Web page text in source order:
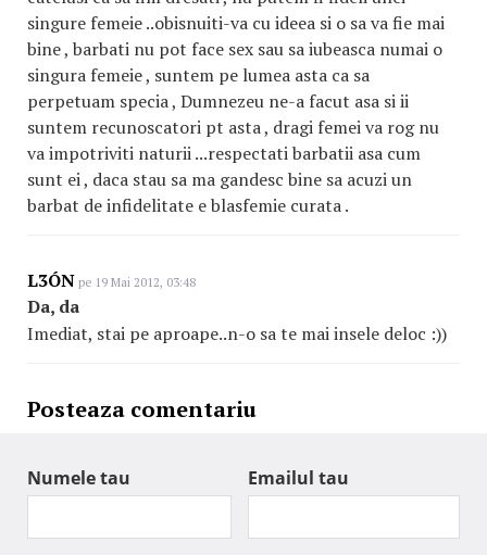
singure femeie ..obisnuiti-va cu ideea si o sa va fie mai
bine , barbati nu pot face sex sau sa iubeasca numai o
singura femeie , suntem pe lumea asta ca sa
perpetuam specia , Dumnezeu ne-a facut asa si ii
suntem recunoscatori pt asta , dragi femei va rog nu
va impotriviti naturii ...respectati barbatii asa cum
sunt ei , daca stau sa ma gandesc bine sa acuzi un
barbat de infidelitate e blasfemie curata .
L3ÓN pe 19 Mai 2012, 03:48
Da, da
Imediat, stai pe aproape..n-o sa te mai insele deloc :))
Posteaza comentariu
Numele tau Emailul tau